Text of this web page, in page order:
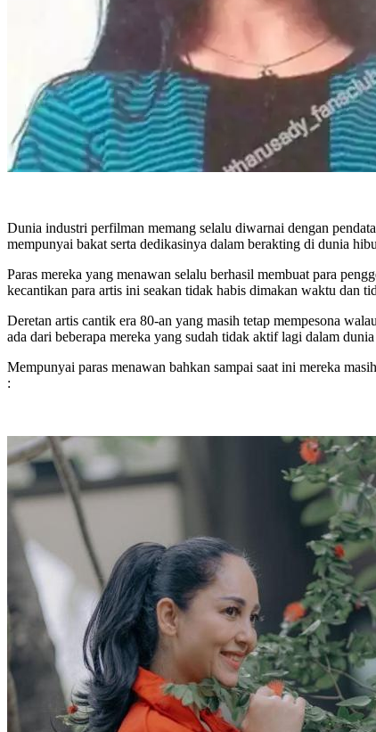
Dunia industri perfilman memang selalu diwarnai dengan
mempunyai bakat serta dedikasinya dalam berakting di dunia
Paras mereka yang menawan selalu berhasil membuat para
kecantikan para artis ini seakan tidak habis dimakan waktu dan
Deretan artis cantik era 80-an yang masih tetap mempesona
ada dari beberapa mereka yang sudah tidak aktif lagi dalam
Mempunyai paras menawan bahkan sampai saat ini mereka
: